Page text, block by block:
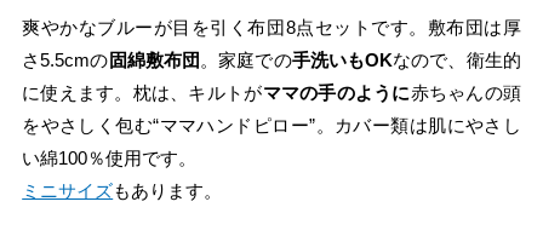
爽やかなブルーが目を引く布団8点セットです。敷布団は厚
さ5.5cmの固綿敷布団 。家庭での手洗いもOKなので、衛生的
に使えます。枕は、キルトがママの手のように赤ちゃんの頭
をやさしく包む“ママハンドピロー”。カバー類は肌にやさし
い綿100％使用です。
ミニサイズもあります。